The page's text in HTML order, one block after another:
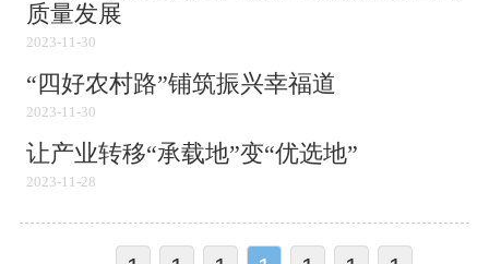
质量发展
2023-11-30
“四好农村路”铺筑振兴幸福道
2023-11-30
让产业转移“承载地”变“优选地”
2023-11-28